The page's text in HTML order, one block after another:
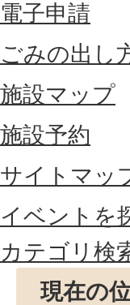
電子申請
ごみの出し
施設マップ
施設予約
サイトマッ
イベントを
カテゴリ検
現在の